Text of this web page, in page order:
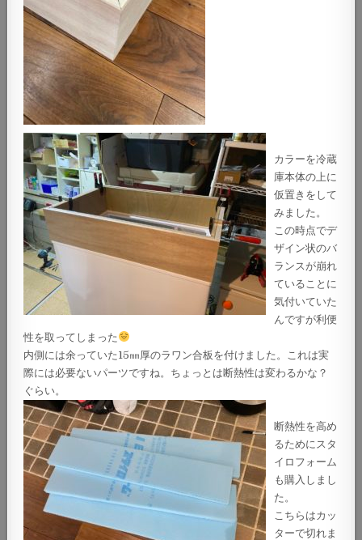
カラーを冷蔵
庫本体の上に
仮置きをして
みました。
この時点でデ
ザイン状のバ
ランスが崩れ
ていることに
気付いていた
んですが利便
性を取ってしまった
内側には余っていた15㎜厚のラワン合板を付けました。これは実
際には必要ないパーツですね。ちょっとは断熱性は変わるかな？
ぐらい。
断熱性を高め
るためにスタ
イロフォーム
も購入しまし
た。
こちらはカッ
ターで切れま